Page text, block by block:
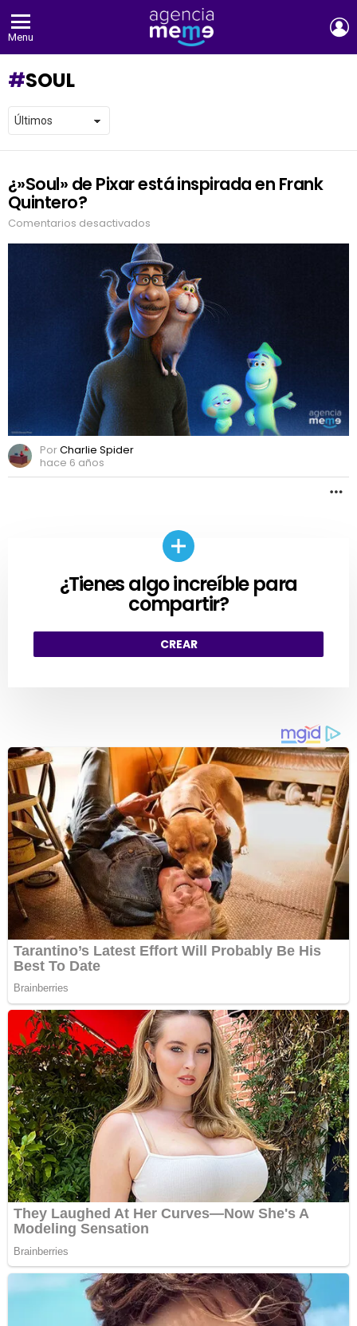
Menu
SOUL
LATEST
STORIES
¿»Soul» de Pixar está inspirada en Frank
Quintero?
Comentarios desactivados
de
Pixar
está
inspirada
en
Frank
Quintero?
PorCharlie Spider
hace 6 años
CREAR¿Tienes algo increíble para
compartir?
CREAR